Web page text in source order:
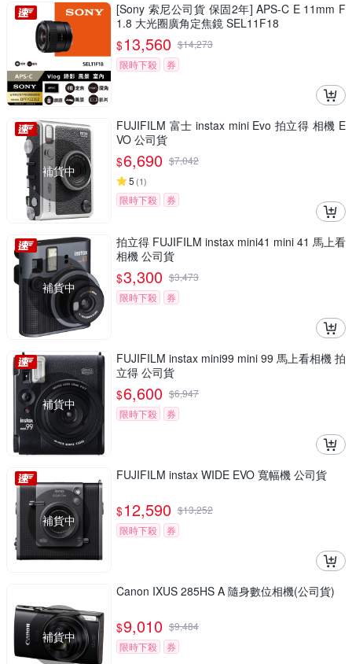
[Sony 索尼公司貨 保固2年] APS-C E 11mm F
1.8 大光圈廣角定焦鏡 SEL11F18
$13,560 $14,273
限時下殺
券
補貨中
FUJIFILM 富士 instax mini Evo 拍立得 相機 E
VO 公司貨
$6,690 $7,042
5 (1)
限時下殺 券
補貨中
拍立得 FUJIFILM instax mini41 mini 41 馬上看
相機 公司貨
$3,300 $3,473
限時下殺
券
補貨中
FUJIFILM instax mini99 mini 99 馬上看相機 拍
立得 公司貨
$6,600 $6,947
限時下殺
券
補貨中
FUJIFILM instax WIDE EVO 寬幅機 公司貨
$12,590 $13,252
限時下殺
券
補貨中
Canon IXUS 285HS A 隨身數位相機(公司貨)
$9,010 $9,484
限時下殺
券